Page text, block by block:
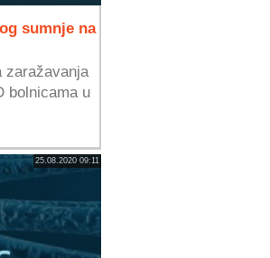
sumnje na
zaražavanja
bolnicama u
25.08.2020 09:11